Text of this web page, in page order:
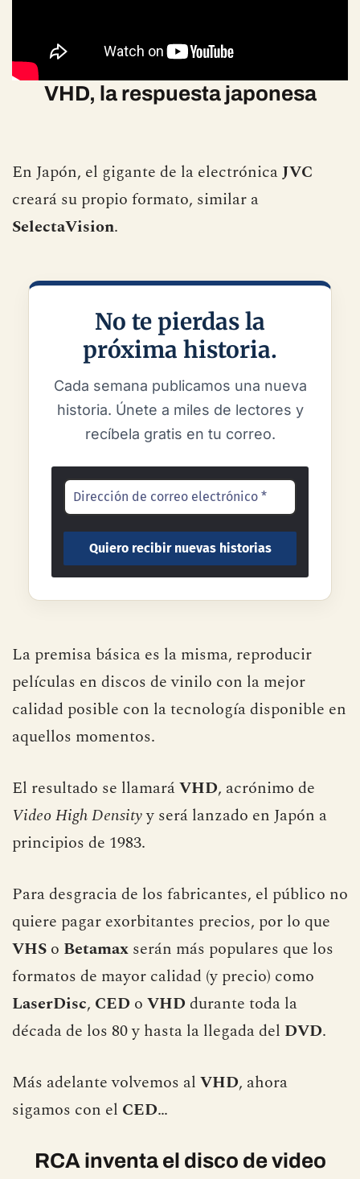
VHD, la respuesta japonesa
En Japón, el gigante de la electrónicaJVC
creará su propio formato, similar a
SelectaVision.
No te pierdas la
próxima historia.
Cada semana publicamos una nueva
historia. Únete a miles de lectores y
recíbela gratis en tu correo.
La premisa básica es la misma, reproducir
películas en discos de vinilo con la mejor
calidad posible con la tecnología disponible en
aquellos momentos.
El resultado se llamaráVHD, acrónimo de
Video High Densityy será lanzado en Japón a
principios de 1983.
Para desgracia de los fabricantes, el público no
quiere pagar exorbitantes precios, por lo que
VHS o Betamax serán más populares que los
formatos de mayor calidad (y precio) como
LaserDisc, CED o VHD durante toda la
década de los 80 y hasta la llegada del DVD.
Más adelante volvemos al VHD, ahora
sigamos con el CED…
RCA inventa el disco de video